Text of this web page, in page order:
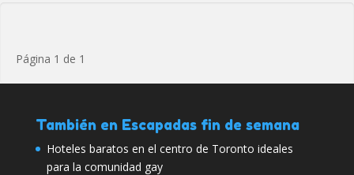
Página 1 de 1
También en Escapadas fin de semana
Hoteles baratos en el centro de Toronto ideales
para la comunidad gay